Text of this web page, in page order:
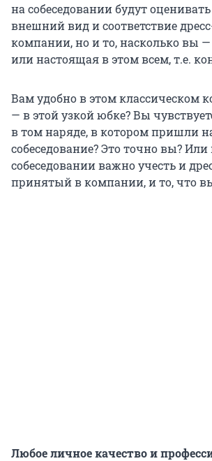
на собеседовании будут
внешний вид и соответствие
компании, но и то, насколько вы
или настоящая в этом всем, т.е.
Вам удобно в этом классическом
— в этой узкой юбке? Вы
в том наряде, в котором пришли
собеседование? Это точно вы? Или
собеседовании важно учесть и
принятый в компании, и то, что
Любое личное качество и